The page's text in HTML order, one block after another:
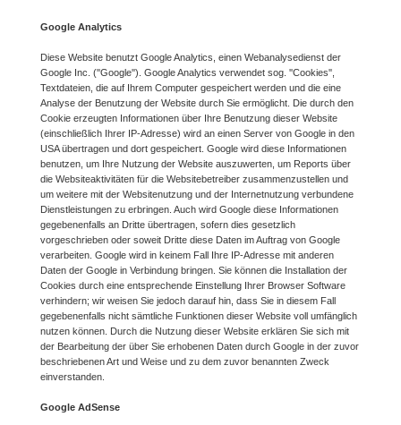
Google Analytics
Diese Website benutzt Google Analytics, einen Webanalysedienst der
Google Inc. (''Google''). Google Analytics verwendet sog. ''Cookies'',
Textdateien, die auf Ihrem Computer gespeichert werden und die eine
Analyse der Benutzung der Website durch Sie ermöglicht. Die durch den
Cookie erzeugten Informationen über Ihre Benutzung dieser Website
(einschließlich Ihrer IP-Adresse) wird an einen Server von Google in den
USA übertragen und dort gespeichert. Google wird diese Informationen
benutzen, um Ihre Nutzung der Website auszuwerten, um Reports über
die Websiteaktivitäten für die Websitebetreiber zusammenzustellen und
um weitere mit der Websitenutzung und der Internetnutzung verbundene
Dienstleistungen zu erbringen. Auch wird Google diese Informationen
gegebenenfalls an Dritte übertragen, sofern dies gesetzlich
vorgeschrieben oder soweit Dritte diese Daten im Auftrag von Google
verarbeiten. Google wird in keinem Fall Ihre IP-Adresse mit anderen
Daten der Google in Verbindung bringen. Sie können die Installation der
Cookies durch eine entsprechende Einstellung Ihrer Browser Software
verhindern; wir weisen Sie jedoch darauf hin, dass Sie in diesem Fall
gegebenenfalls nicht sämtliche Funktionen dieser Website voll umfänglich
nutzen können. Durch die Nutzung dieser Website erklären Sie sich mit
der Bearbeitung der über Sie erhobenen Daten durch Google in der zuvor
beschriebenen Art und Weise und zu dem zuvor benannten Zweck
einverstanden.
Google AdSense